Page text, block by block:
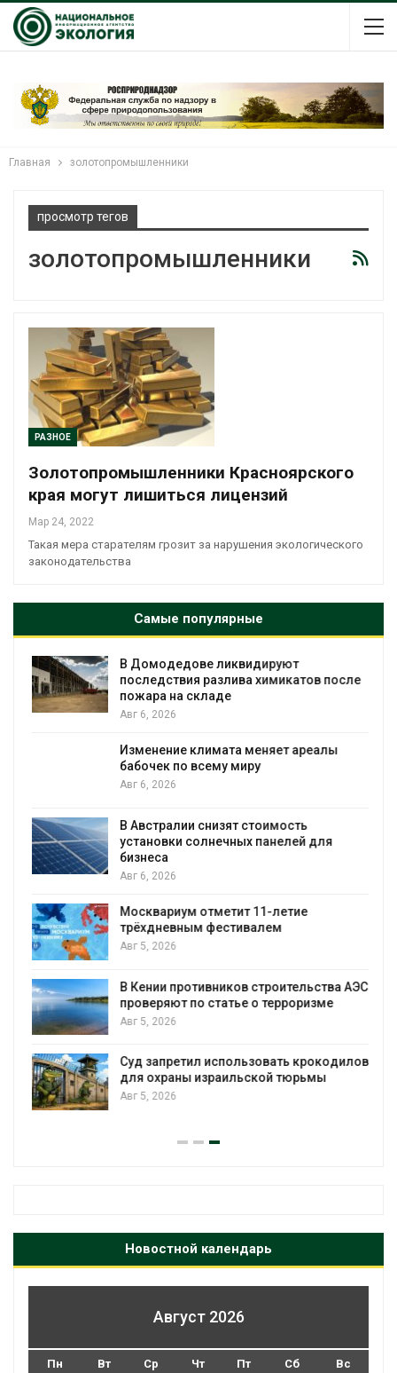
Главная золотопромышленники
просмотр тегов
золотопромышленники
РАЗНОЕ
Золотопромышленники Красноярского
края могут лишиться лицензий
Мар 24, 2022
Такая мера старателям грозит за нарушения экологического
законодательства
Самые популярные
В Домодедове ликвидируют
последствия разлива химикатов после
пожара на складе
Авг 6, 2026
Изменение климата меняет ареалы
бабочек по всему миру
Авг 6, 2026
В Австралии снизят стоимость
установки солнечных панелей для
бизнеса
Авг 6, 2026
Москвариум отметит 11-летие
трёхдневным фестивалем
Авг 5, 2026
В Кении противников строительства АЭС
проверяют по статье о терроризме
Авг 5, 2026
Суд запретил использовать крокодилов
для охраны израильской тюрьмы
Авг 5, 2026
Новостной календарь
Август 2026
Пн Вт Ср Чт Пт Сб Вс